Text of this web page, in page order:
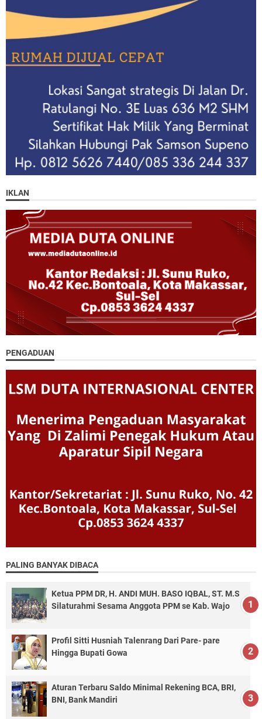
IKLAN
PENGADUAN
PALING BANYAK DIBACA
Ketua PPM DR, H. ANDI MUH. BASO IQBAL, ST. M.S
Silaturahmi Sesama Anggota PPM se Kab. Wajo
Profil Sitti Husniah Talenrang Dari Pare- pare
Hingga Bupati Gowa
Aturan Terbaru Saldo Minimal Rekening BCA, BRI,
BNI, Bank Mandiri